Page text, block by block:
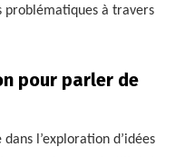
problématiques à travers
pour parler de
l’exploration d’idées